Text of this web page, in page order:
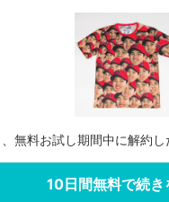
無料お試し期間中に解約し
10日間無料で続き